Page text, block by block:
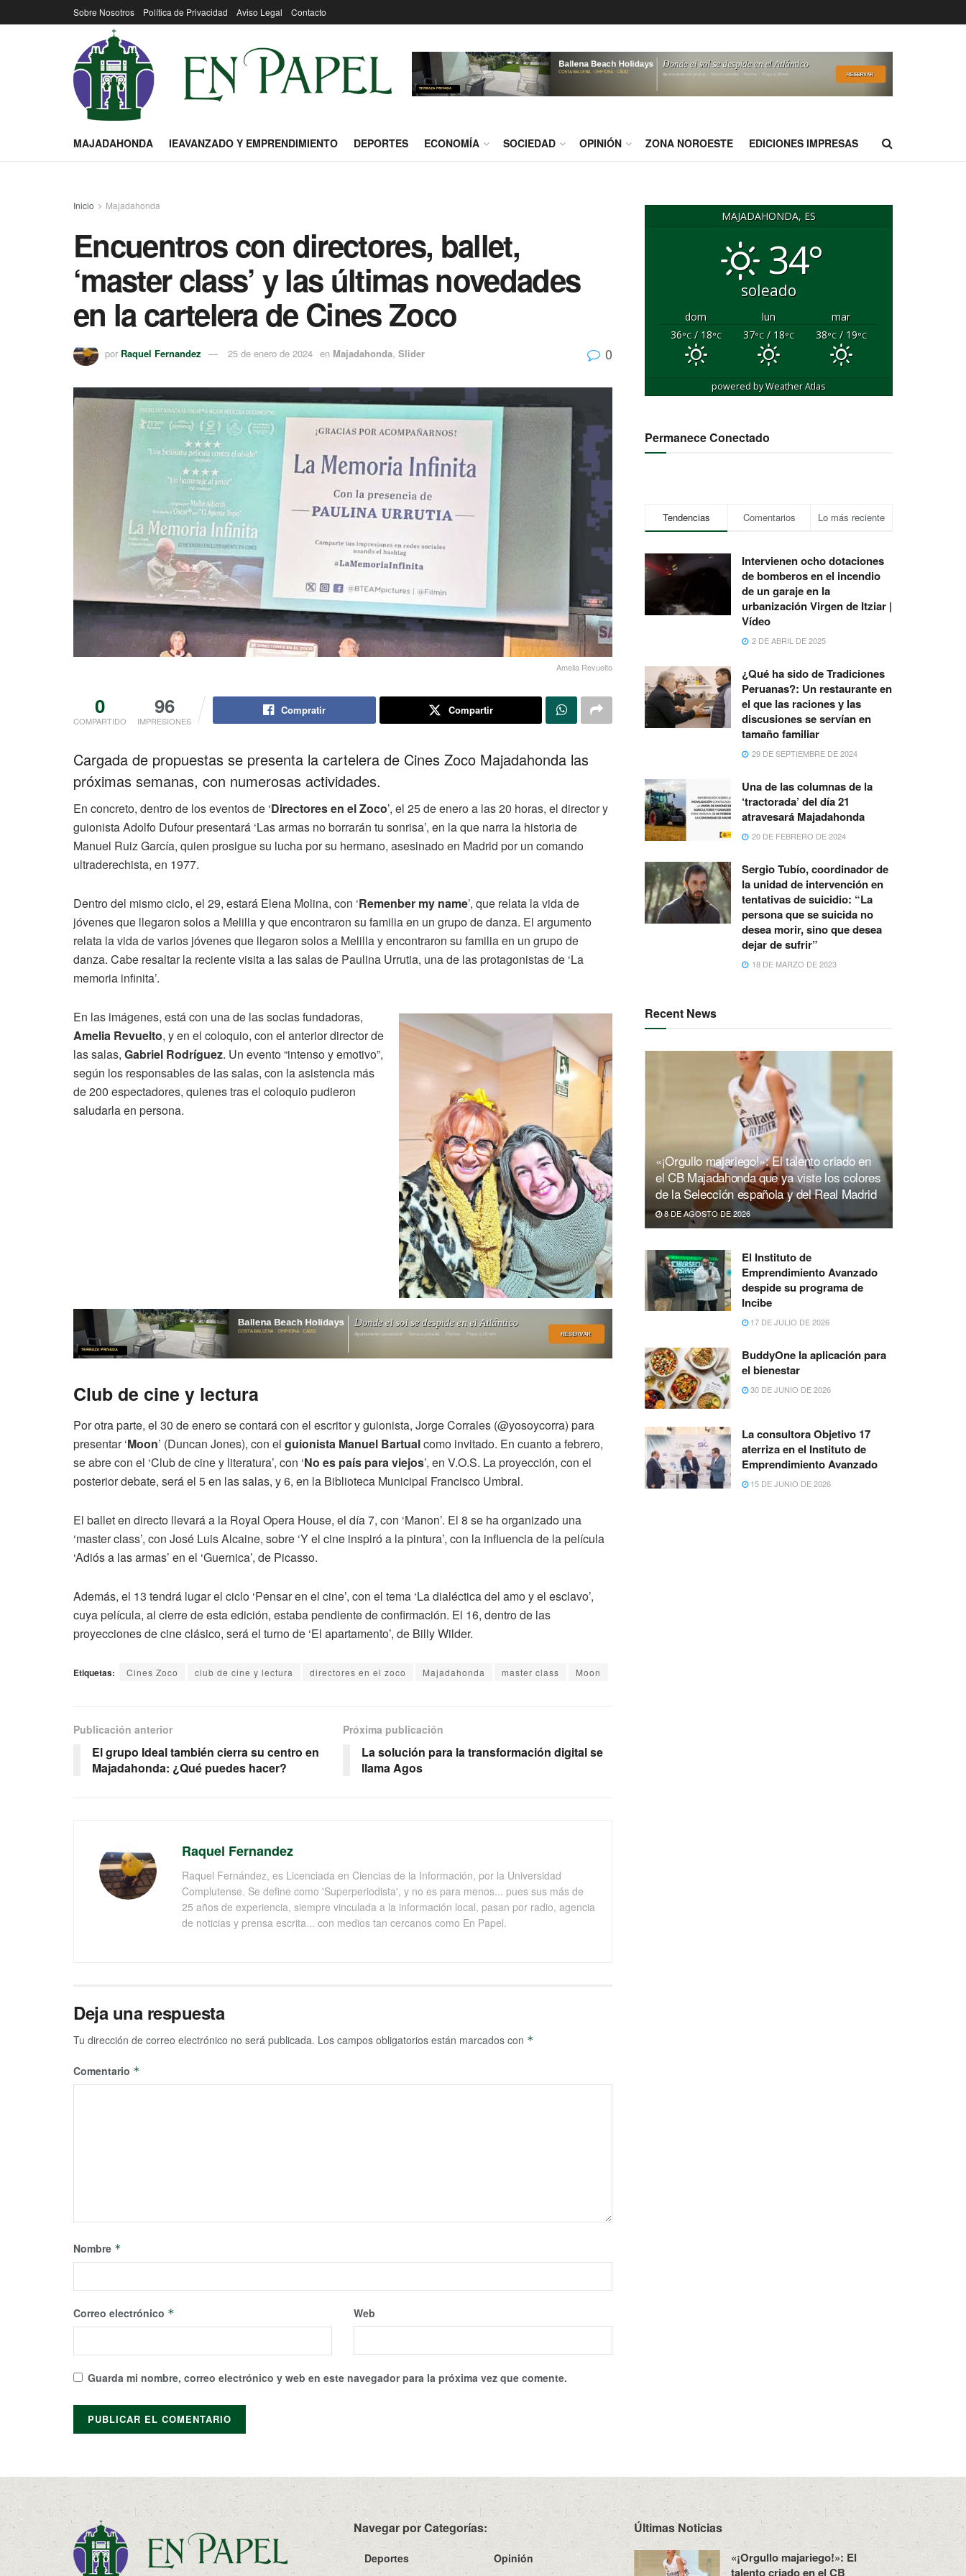
Sobre Nosotros Política de Privacidad Aviso Legal Contacto
MAJADAHONDA IEAVANZADO Y EMPRENDIMIENTO DEPORTES ECONOMÍA SOCIEDAD OPINIÓN ZONA NOROESTE EDICIONES IMPRESAS
Inicio Majadahonda
Encuentros con directores, ballet,
‘master class’ y las últimas novedades
en la cartelera de Cines Zoco
por Raquel Fernandez 25 de enero de 2024 en Majadahonda, Slider 0
Amelia Revuelto
0
COMPARTIDO
96
IMPRESIONES
Compratir Compartir
Cargada de propuestas se presenta la cartelera de Cines Zoco Majadahonda las
próximas semanas, con numerosas actividades.
En concreto, dentro de los eventos de ‘Directores en el Zoco’, el 25 de enero a las 20 horas, el director y
guionista Adolfo Dufour presentará ‘Las armas no borrarán tu sonrisa’, en la que narra la historia de
Manuel Ruiz García, quien prosigue su lucha por su hermano, asesinado en Madrid por un comando
ultraderechista, en 1977.
Dentro del mismo ciclo, el 29, estará Elena Molina, con ‘Remenber my name’, que relata la vida de
jóvenes que llegaron solos a Melilla y que encontraron su familia en un grupo de danza. El argumento
relata la vida de varios jóvenes que llegaron solos a Melilla y encontraron su familia en un grupo de
danza. Cabe resaltar la reciente visita a las salas de Paulina Urrutia, una de las protagonistas de ‘La
memoria infinita’.
En las imágenes, está con una de las socias fundadoras,
Amelia Revuelto, y en el coloquio, con el anterior director de
las salas, Gabriel Rodríguez. Un evento “intenso y emotivo”,
según los responsables de las salas, con la asistencia más
de 200 espectadores, quienes tras el coloquio pudieron
saludarla en persona.
Club de cine y lectura
Por otra parte, el 30 de enero se contará con el escritor y guionista, Jorge Corrales (@yosoycorra) para
presentar ‘Moon’ (Duncan Jones), con el guionista Manuel Bartualcomo invitado. En cuanto a febrero,
se abre con el ‘Club de cine y literatura’, con ‘No es país para viejos’, en V.O.S. La proyección, con el
posterior debate, será el 5 en las salas, y 6, en la Biblioteca Municipal Francisco Umbral.
El ballet en directo llevará a la Royal Opera House, el día 7, con ‘Manon’. El 8 se ha organizado una
‘master class’, con José Luis Alcaine, sobre ‘Y el cine inspiró a la pintura’, con la influencia de la película
‘Adiós a las armas’ en el ‘Guernica’, de Picasso.
Además, el 13 tendrá lugar el ciclo ‘Pensar en el cine’, con el tema ‘La dialéctica del amo y el esclavo’,
cuya película, al cierre de esta edición, estaba pendiente de confirmación. El 16, dentro de las
proyecciones de cine clásico, será el turno de ‘El apartamento’, de Billy Wilder.
Etiquetas: Cines Zoco club de cine y lectura directores en el zoco Majadahonda master class Moon
Publicación anterior
El grupo Ideal también cierra su centro en
Majadahonda: ¿Qué puedes hacer?
Próxima publicación
La solución para la transformación digital se
llama Agos
Raquel Fernandez
Raquel Fernández, es Licenciada en Ciencias de la Información, por la Universidad
Complutense. Se define como 'Superperiodista', y no es para menos... pues sus más de
25 años de experiencia, siempre vinculada a la información local, pasan por radio, agencia
de noticias y prensa escrita... con medios tan cercanos como En Papel.
Deja una respuesta
Tu dirección de correo electrónico no será publicada. Los campos obligatorios están marcados con *
Comentario *
Nombre *
Correo electrónico * Web
Guarda mi nombre, correo electrónico y web en este navegador para la próxima vez que comente.
MAJADAHONDA, ES
34°
soleado
dom lun
mar
36°C/ 18°C 37°C/ 18°C 38°C/ 19°C
powered byWeather Atlas
Permanece Conectado
Tendencias Comentarios Lo más reciente
Intervienen ocho dotaciones
de bomberos en el incendio
de un garaje en la
urbanización Virgen de Itziar |
Vídeo
2 DE ABRIL DE 2025
¿Qué ha sido de Tradiciones
Peruanas?: Un restaurante en
el que las raciones y las
discusiones se servían en
tamaño familiar
29 DE SEPTIEMBRE DE 2024
Una de las columnas de la
‘tractorada’ del día 21
atravesará Majadahonda
20 DE FEBRERO DE 2024
Sergio Tubío, coordinador de
la unidad de intervención en
tentativas de suicidio: “La
persona que se suicida no
desea morir, sino que desea
dejar de sufrir”
18 DE MARZO DE 2023
Recent News
«¡Orgullo majariego!»: El talento criado en
el CB Majadahonda que ya viste los colores
de la Selección española y del Real Madrid
8 DE AGOSTO DE 2026
El Instituto de
Emprendimiento Avanzado
despide su programa de
Incibe
17 DE JULIO DE 2026
BuddyOne la aplicación para
el bienestar
30 DE JUNIO DE 2026
La consultora Objetivo 17
aterriza en el Instituto de
Emprendimiento Avanzado
15 DE JUNIO DE 2026
Navegar por Categorías:
Deportes
Opinión
Últimas Noticias
«¡Orgullo majariego!»: El
talento criado en el CB